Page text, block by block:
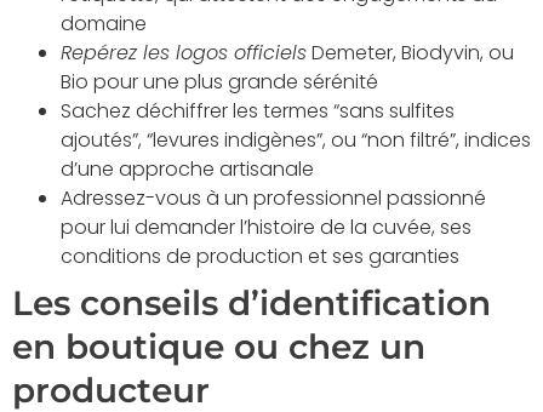
domaine
Repérez les logos officielsDemeter, Biodyvin, ou
Bio pour une plus grande sérénité
Sachez déchiffrer les termes “sans sulfites
ajoutés”, “levures indigènes”, ou “non filtré”, indices
d’une approche artisanale
Adressez-vous à un professionnel passionné
pour lui demander l’histoire de la cuvée, ses
conditions de production et ses garanties
Les conseils d’identification
en boutique ou chez un
producteur